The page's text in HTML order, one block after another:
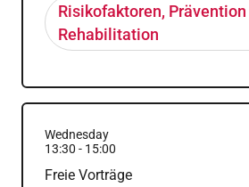
Risikofaktoren, Prävention
Rehabilitation
Wednesday
13:30 - 15:00
Freie Vorträge